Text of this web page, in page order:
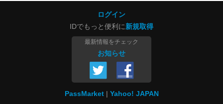
ログイン
IDでもっと便利に新規取得
最新情報をチェック
お知らせ
PassMarket Yahoo! JAPAN